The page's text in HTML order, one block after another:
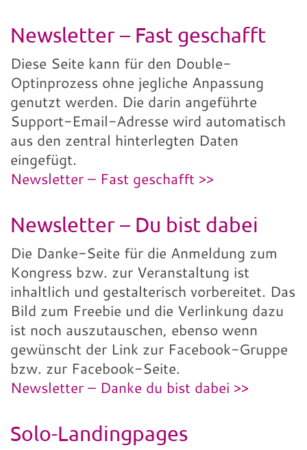
Newsletter – Fast geschafft
Diese Seite kann für den Double-
Optinprozess ohne jegliche Anpassung
genutzt werden. Die darin angeführte
Support-Email-Adresse wird automatisch
aus den zentral hinterlegten Daten
eingefügt.
Newsletter – Fast geschafft >>
Newsletter – Du bist dabei
Die Danke-Seite für die Anmeldung zum
Kongress bzw. zur Veranstaltung ist
inhaltlich und gestalterisch vorbereitet. Das
Bild zum Freebie und die Verlinkung dazu
ist noch auszutauschen, ebenso wenn
gewünscht der Link zur Facebook-Gruppe
bzw. zur Facebook-Seite.
Newsletter – Danke du bist dabei >>
Solo-Landingpages